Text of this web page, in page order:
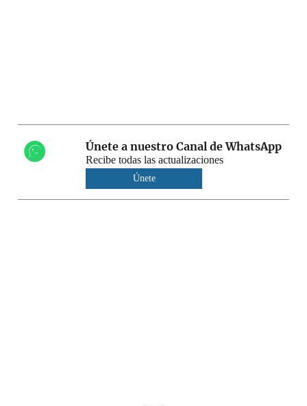
Únete a nuestro Canal de WhatsApp
Recibe todas las actualizaciones
Únete